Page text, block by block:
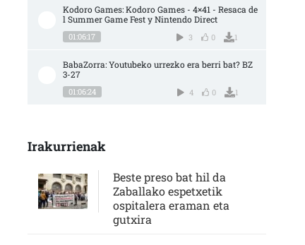
Kodoro Games: Kodoro Games - 4×41 - Resaca de
l Summer Game Fest y Nintendo Direct
01:06:17 3 0 1
BabaZorra: Youtubeko urrezko era berri bat? BZ
3-27
01:06:24 4 0 1
Irakurrienak
Beste preso bat hil da
Zaballako espetxetik
ospitalera eraman eta
gutxira